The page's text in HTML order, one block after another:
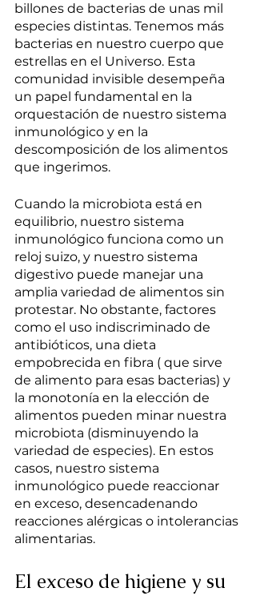
billones de bacterias de unas mil
especies distintas. Tenemos más
bacterias en nuestro cuerpo que
estrellas en el Universo. Esta
comunidad invisible desempeña
un papel fundamental en la
orquestación de nuestro sistema
inmunológico y en la
descomposición de los alimentos
que ingerimos.
Cuando la microbiota está en
equilibrio, nuestro sistema
inmunológico funciona como un
reloj suizo, y nuestro sistema
digestivo puede manejar una
amplia variedad de alimentos sin
protestar. No obstante, factores
como el uso indiscriminado de
antibióticos, una dieta
empobrecida en fibra ( que sirve
de alimento para esas bacterias) y
la monotonía en la elección de
alimentos pueden minar nuestra
microbiota (disminuyendo la
variedad de especies). En estos
casos, nuestro sistema
inmunológico puede reaccionar
en exceso, desencadenando
reacciones alérgicas o intolerancias
alimentarias.
El exceso de higiene y su